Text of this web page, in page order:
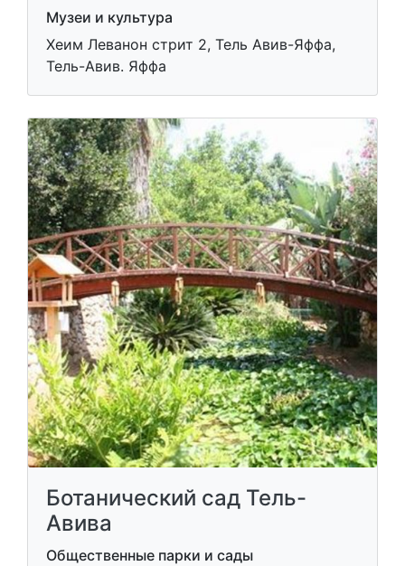
Музеи и культура
Хеим Леванон стрит 2, Тель Авив-Яффа,
Тель-Авив. Яффа
Ботанический сад Тель-
Авива
Общественные парки и сады